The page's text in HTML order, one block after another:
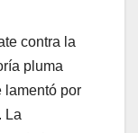
contra la
pluma
lamentó por
La